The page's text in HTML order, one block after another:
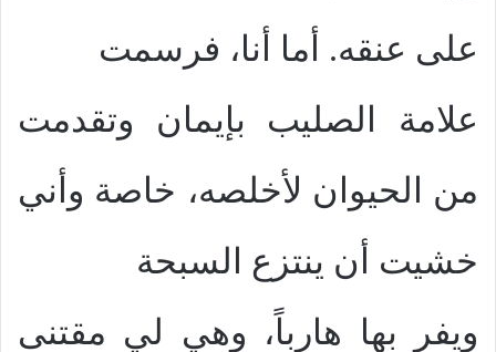
على عنقه. أما أنا، فرسمت
علامة الصليب بإيمان وتقدمت
من الحيوان لأخلصه، خاصة وأني
خشيت أن ينتزع السبحة
ويفر بها هارباً، وهي لي مقتنى